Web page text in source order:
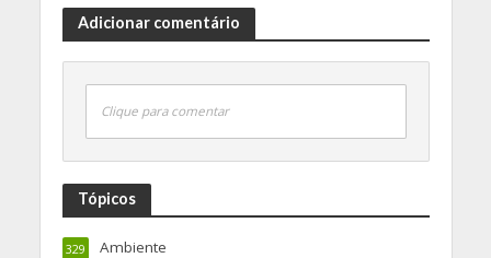
Adicionar comentário
Clique para comentar
Tópicos
Ambiente
329